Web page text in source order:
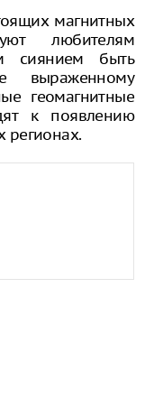
магнитных
любителям
сиянием быть
выраженному
геомагнитные
к появлению
регионах.